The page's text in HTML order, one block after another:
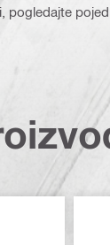
pogledajte